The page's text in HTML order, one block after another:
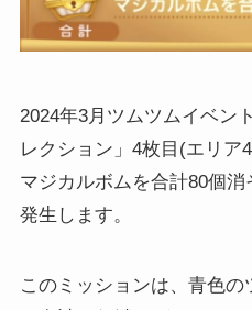
2024年3月ツムツムイベン
レクション」4枚目(エリア
マジカルボムを合計80個
発生します。
このミッションは、青色